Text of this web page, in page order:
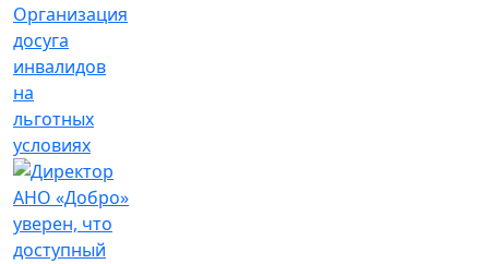
Организация
досуга
инвалидов
на
льготных
условиях